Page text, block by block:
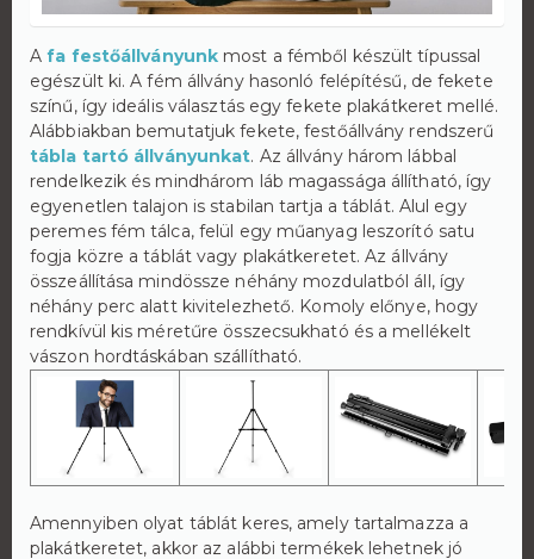
Afa festőállványunk most a fémből készült típussal
egészült ki. A fém állvány hasonló felépítésű, de fekete
színű, így ideális választás egy fekete plakátkeret mellé.
Alábbiakban bemutatjuk fekete, festőállvány rendszerű
tábla tartó állványunkat. Az állvány három lábbal
rendelkezik és mindhárom láb magassága állítható, így
egyenetlen talajon is stabilan tartja a táblát. Alul egy
peremes fém tálca, felül egy műanyag leszorító satu
fogja közre a táblát vagy plakátkeretet. Az állvány
összeállítása mindössze néhány mozdulatból áll, így
néhány perc alatt kivitelezhető. Komoly előnye, hogy
rendkívül kis méretűre összecsukható és a mellékelt
vászon hordtáskában szállítható.
Amennyiben olyat táblát keres, amely tartalmazza a
plakátkeretet, akkor az alábbi termékek lehetnek jó